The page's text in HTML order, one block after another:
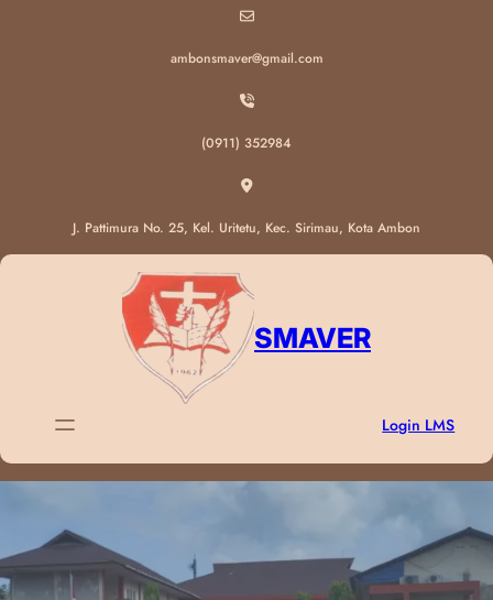
ambonsmaver@gmail.com
(0911) 352984
J. Pattimura No. 25, Kel. Uritetu, Kec. Sirimau, Kota Ambon
SMAVER
Login LMS